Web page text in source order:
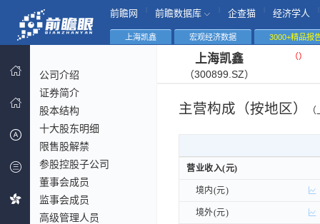
前瞻网 前瞻数据库 企查猫 经济学人
上海凯鑫 宏观经济数据 3000+精品报
公司介绍
证券简介
股本结构
十大股东明细
限售股解禁
参股控股子公司
董事会成员
监事会成员
高级管理人员
上海凯鑫
（300899.SZ）
（）
主营构成（按地区）
营业收入(元)
境内(元)
境外(元)
营业收入(元)
境内(元)
境外(元)